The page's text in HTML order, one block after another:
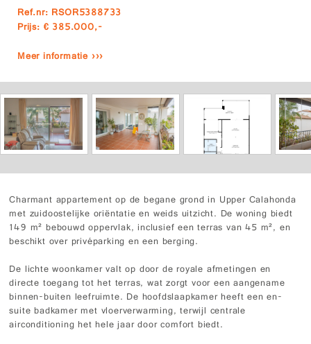
Ref.nr: RSOR5388733
Prijs: € 385.000,-
Meer informatie ›››
Charmant appartement op de begane grond in Upper Calahonda
met zuidoostelijke oriëntatie en weids uitzicht. De woning biedt
149 m² bebouwd oppervlak, inclusief een terras van 45 m², en
beschikt over privéparking en een berging.
De lichte woonkamer valt op door de royale afmetingen en
directe toegang tot het terras, wat zorgt voor een aangename
binnen-buiten leefruimte. De hoofdslaapkamer heeft een en-
suite badkamer met vloerverwarming, terwijl centrale
airconditioning het hele jaar door comfort biedt.